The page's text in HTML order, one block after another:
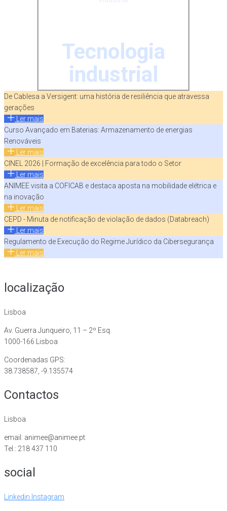
Tecnologia
industrial
De Cablesa a Versigent: uma história de resiliência que atravessa
gerações
Ler mais
Curso Avançado em Baterias: Armazenamento de energias
Renováveis
Ler mais
CINEL 2026 | Formação de excelência para todo o Setor
Ler mais
ANIMEE visita a COFICAB e destaca aposta na mobilidade elétrica e
na inovação
Ler mais
CEPD - Minuta de notificação de violação de dados (Databreach)
Ler mais
Regulamento de Execução do Regime Jurídico da Cibersegurança
Ler mais
localização
Lisboa
Av. Guerra Junqueiro, 11 – 2º Esq.
1000-166 Lisboa
Coordenadas GPS:
38.738587, -9.135574
Contactos
Lisboa
email: animee@animee.pt
Tel.: 218 437 110
social
Linkedin Instagram